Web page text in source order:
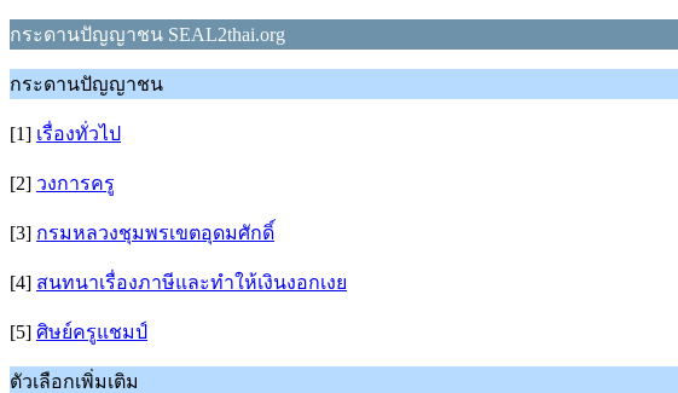
กระดานปัญญาชน SEAL2thai.org
กระดานปัญญาชน
[1] เรื่องทั่วไป
[2] วงการครู
[3] กรมหลวงชุมพรเขตอุดมศักดิ์
[4] สนทนาเรื่องภาษีและทำให้เงินงอกเงย
[5] ศิษย์ครูแชมป์
ตัวเลือกเพิ่มเติม